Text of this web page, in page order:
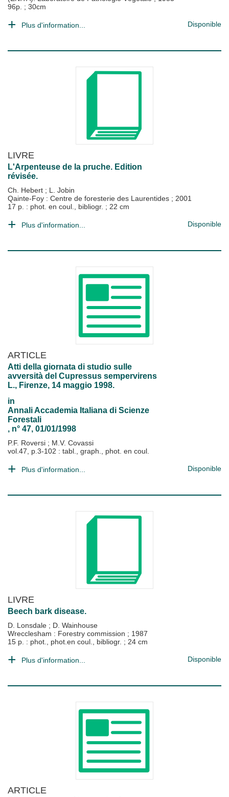
96p. ; 30cm
Plus d'information... Disponible
LIVRE
L'Arpenteuse de la pruche. Edition
révisée.
Ch. Hebert ; L. Jobin
Qainte-Foy : Centre de foresterie des Laurentides ; 2001
17 p. : phot. en coul., bibliogr. ; 22 cm
Plus d'information... Disponible
ARTICLE
Atti della giornata di studio sulle
avversità del Cupressus sempervirens
L., Firenze, 14 maggio 1998.
in
Annali Accademia Italiana di Scienze
Forestali
, n° 47, 01/01/1998
P.F. Roversi ; M.V. Covassi
vol.47, p.3-102 : tabl., graph., phot. en coul.
Plus d'information... Disponible
LIVRE
Beech bark disease.
D. Lonsdale ; D. Wainhouse
Wrecclesham : Forestry commission ; 1987
15 p. : phot., phot.en coul., bibliogr. ; 24 cm
Plus d'information... Disponible
ARTICLE